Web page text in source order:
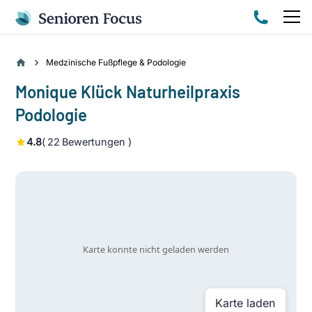
Medzinische Fußpflege & Podologie
Monique Klück Naturheilpraxis
Podologie
4.8( 22 Bewertungen )
Karte laden